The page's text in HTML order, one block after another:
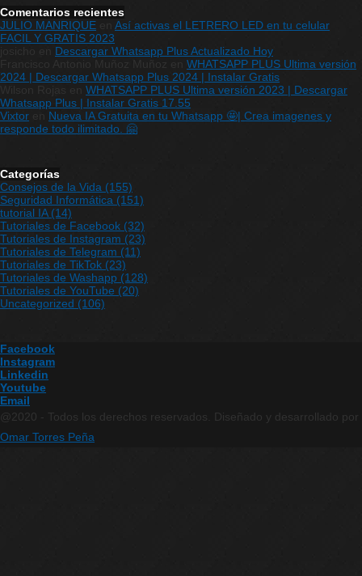
Comentarios recientes
JULIO MANRIQUE
Así activas el LETRERO LED en tu celular
FACIL Y GRATIS 2023
Descargar Whatsapp Plus Actualizado Hoy
WHATSAPP PLUS Ultima versión
2024 | Descargar Whatsapp Plus 2024 | Instalar Gratis
WHATSAPP PLUS Ultima versión 2023 | Descargar
Whatsapp Plus | Instalar Gratis 17.55
Vixtor
Nueva IA Gratuita en tu Whatsapp 🤩| Crea imagenes y
responde todo ilimitado. 🤗
Categorías
Consejos de la Vida (155)
Seguridad Informática (151)
tutorial IA (14)
Tutoriales de Facebook (32)
Tutoriales de Instagram (23)
Tutoriales de Telegram (11)
Tutoriales de TikTok (23)
Tutoriales de Washapp (128)
Tutoriales de YouTube (20)
Uncategorized (106)
Facebook
Instagram
Linkedin
Youtube
Email
@2020 - Todos los derechos reservados. Diseñado y desarrollado por
Omar Torres Peña